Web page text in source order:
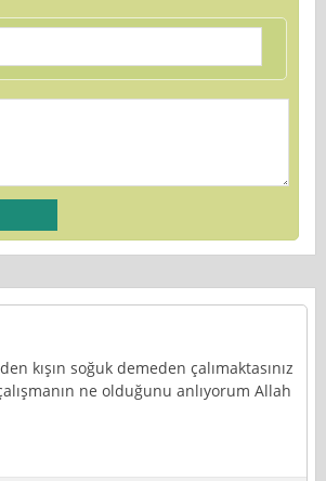
kışın soğuk demeden çalımaktasınız
ne olduğunu anlıyorum Allah